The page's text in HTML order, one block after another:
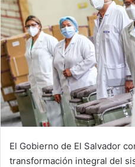
El Gobierno de El Salvador
transformación integral del